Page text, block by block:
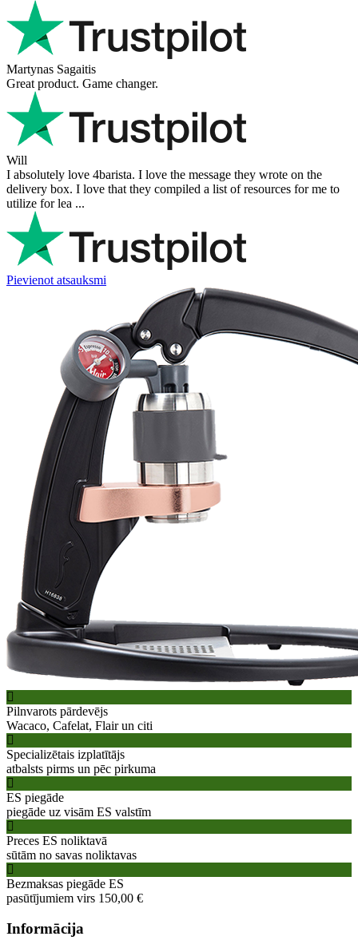
Martynas Sagaitis
Great product. Game changer.
Will
I absolutely love 4barista. I love the message they wrote on the
delivery box. I love that they compiled a list of resources for me to
utilize for lea ...
Pievienot atsauksmi
Pilnvarots pārdevējs
Wacaco, Cafelat, Flair un citi
Specializētais izplatītājs
atbalsts pirms un pēc pirkuma
ES piegāde
piegāde uz visām ES valstīm
Preces ES noliktavā
sūtām no savas noliktavas
Bezmaksas piegāde ES
pasūtījumiem virs 150,00 €
Informācija